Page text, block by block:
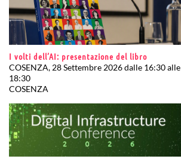
I volti dell’AI: presentazione del libro
COSENZA, 28 Settembre 2026 dalle 16:30 alle
18:30
COSENZA